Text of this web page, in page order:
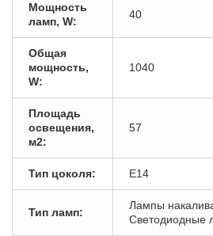
Мощность
ламп, W:
40
Общая
мощность,
W:
1040
Площадь
освещения,
м2:
57
Тип цоколя: E14
Тип ламп:
Лампы
Светодиодные